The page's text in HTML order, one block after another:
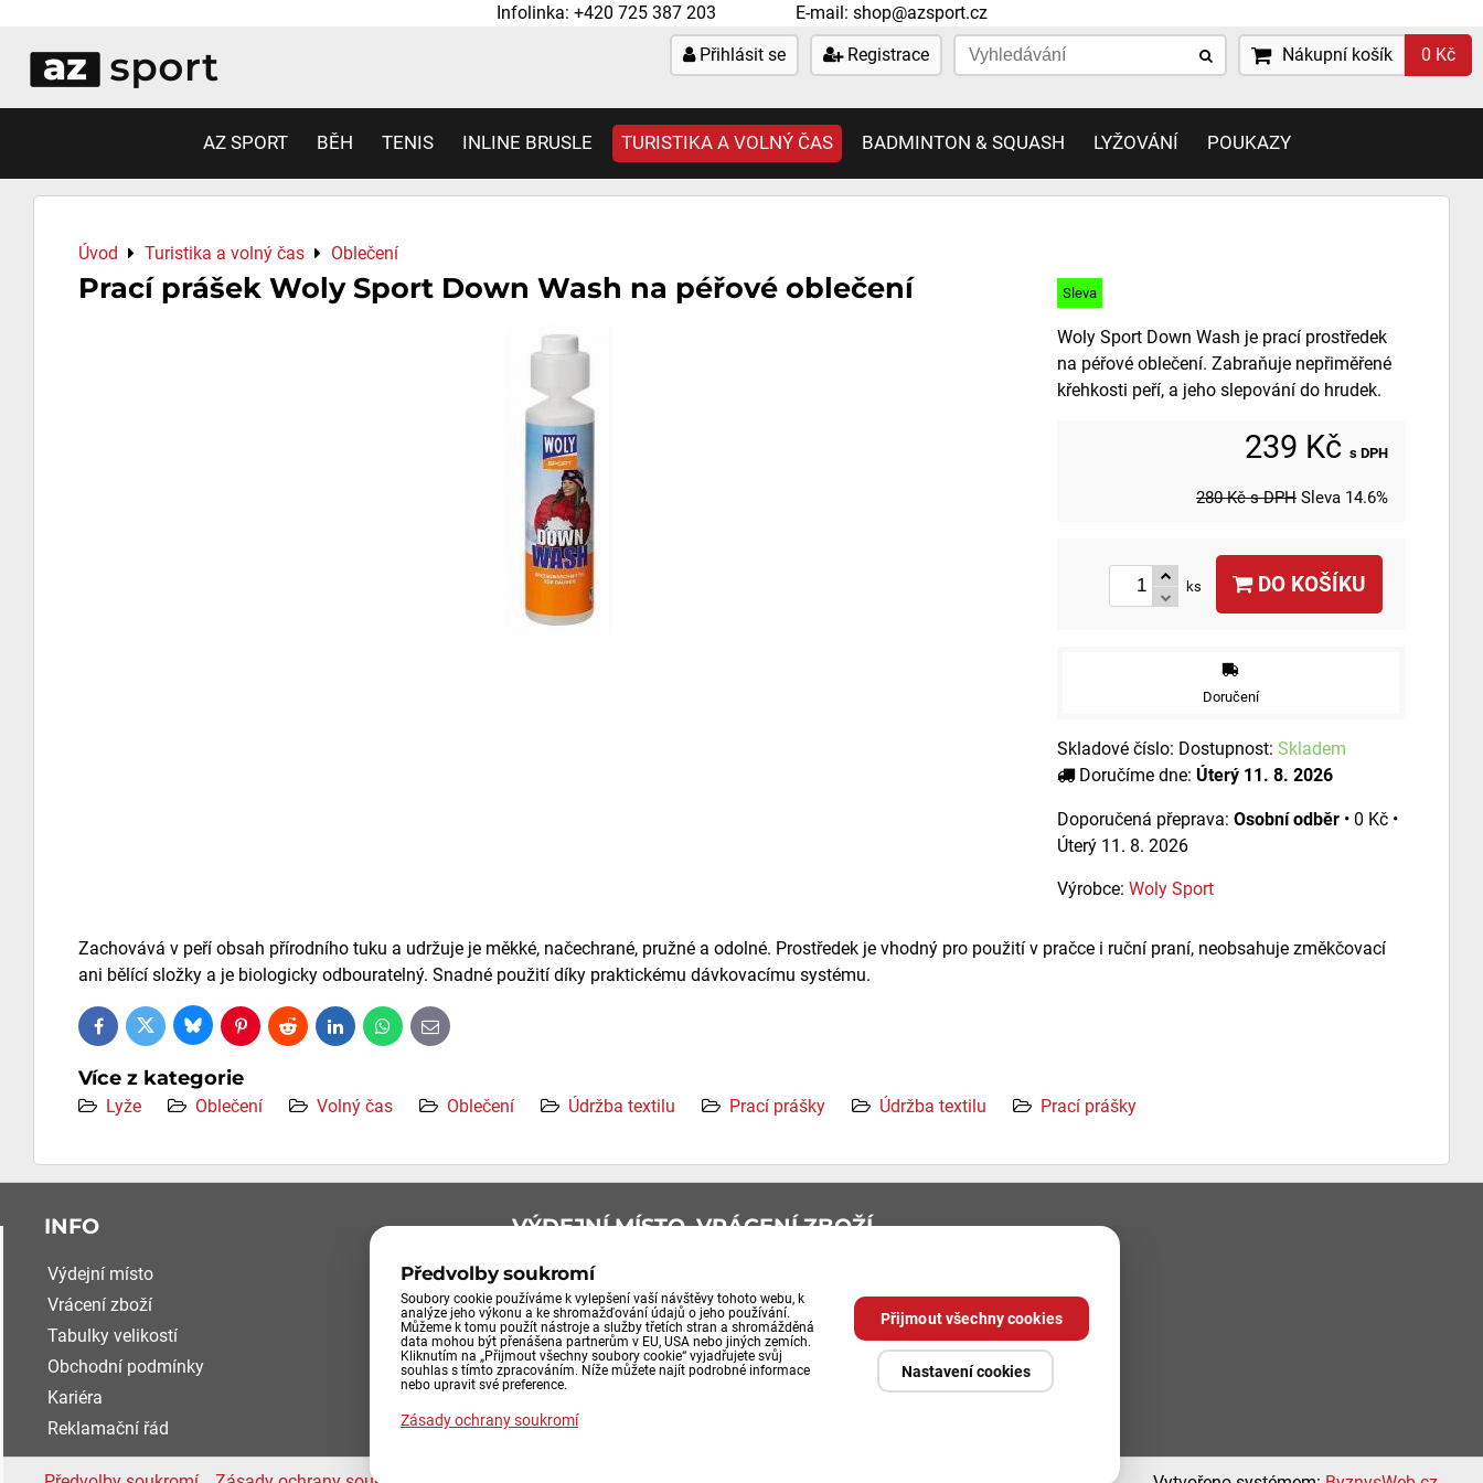
Infolinka: +420 725 387 203 E-mail: shop@azsport.cz
Přihlásit se
Registrace Nákupní košík 0 Kč
AZ SPORT BĚH TENIS INLINE BRUSLE TURISTIKA A VOLNÝ ČAS BADMINTON & SQUASH LYŽOVÁNÍ POUKAZY
Úvod Turistika a volný čas Oblečení
Prací prášek Woly Sport Down Wash na péřové oblečení Sleva
Woly Sport Down Wash je prací prostředek
na péřové oblečení. Zabraňuje nepřiměřené
křehkosti peří, a jeho slepování do hrudek.
239 Kč s DPH
280 Kč s DPH Sleva 14.6%
ks DO KOŠÍKU
Doručení
Skladové číslo: Dostupnost: Skladem
Doručíme dne: Úterý 11. 8. 2026
Osobní odběr • 0 Kč •
Úterý 11. 8. 2026
Výrobce: Woly Sport
Zachovává v peří obsah přírodního tuku a udržuje je měkké, načechrané, pružné a odolné. Prostředek je vhodný pro použití v pračce i ruční praní, neobsahuje změkčovací
ani bělící složky a je biologicky odbouratelný. Snadné použití díky praktickému dávkovacímu systému.
FacebookTwitter BlueskyPinterestReddit LinkedInWhatsApp
E-
mail
Více z kategorie
Lyže Oblečení Volný čas Oblečení Údržba textilu Prací prášky Údržba textilu Prací prášky
INFO
Výdejní místo
Vrácení zboží
Tabulky velikostí
Obchodní podmínky
Kariéra
Reklamační řád
VÝDEJNÍ MÍSTO, VRÁCENÍ ZBOŽÍ
Průmyslová 492/29
252 61 Jeneč u Prahy
Výdejní místo eshopu
po tel.domluvě
Předvolby soukromí
Soubory cookie používáme k vylepšení vaší návštěvy tohoto webu, k
analýze jeho výkonu a ke shromažďování údajů o jeho používání.
Můžeme k tomu použít nástroje a služby třetích stran a shromážděná
data mohou být přenášena partnerům v EU, USA nebo jiných zemích.
Kliknutím na „Přijmout všechny soubory cookie“ vyjadřujete svůj
souhlas s tímto zpracováním. Níže můžete najít podrobné informace
nebo upravit své preference.
Zásady ochrany soukromí
Nastavení cookies
Přijmout všechny cookies